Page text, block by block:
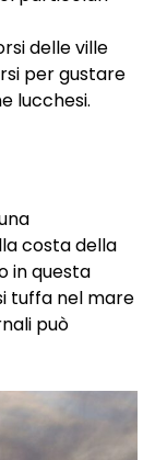
delle ville
per gustare
lucchesi.
costa della
in questa
tuffa nel mare
può